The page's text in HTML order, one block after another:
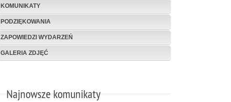
KOMUNIKATY
PODZIĘKOWANIA
ZAPOWIEDZI WYDARZEŃ
GALERIA ZDJĘĆ
Najnowsze komunikaty